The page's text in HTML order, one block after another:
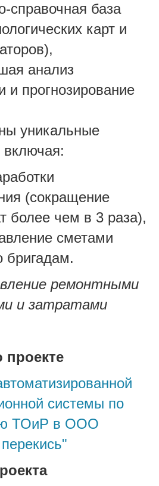
справочная база
карт и
анализ
и прогнозирование
уникальные
включая:
(сокращение
более чем в 3 раза),
сметами
бригадам.
ремонтными
и затратами
проекте
системы по
ТОиР в ООО